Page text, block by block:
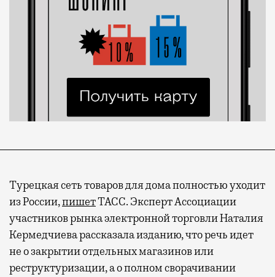
Турецкая сеть товаров для дома полностью уходит
из России,пишетТАСС. Эксперт Ассоциации
участников рынка электронной торговли Наталия
Кермедчиева рассказала изданию, что речь идет
не о закрытии отдельных магазинов или
реструктуризации, а о полном сворачивании